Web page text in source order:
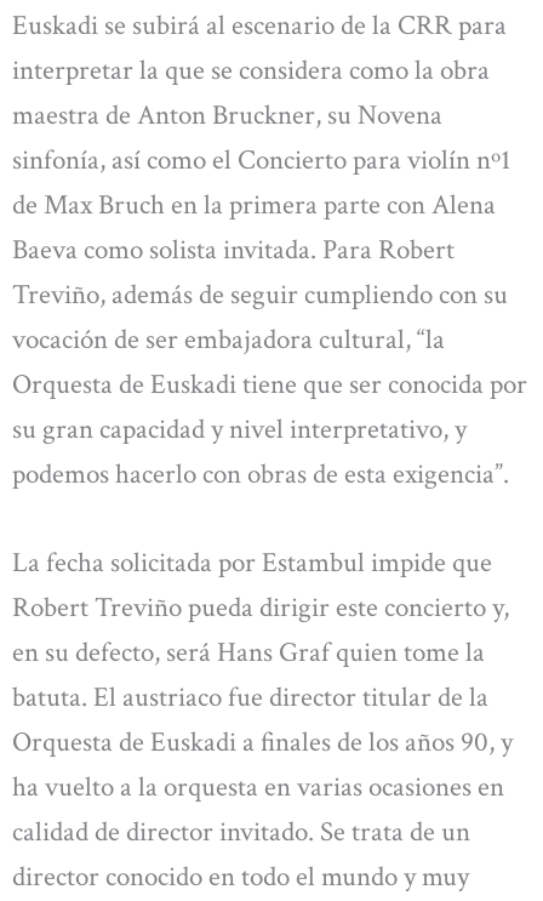
Euskadi se subirá al escenario de la CRR para
interpretar la que se considera como la obra
maestra de Anton Bruckner, su Novena
sinfonía, así como el Concierto para violín nº1
de Max Bruch en la primera parte con Alena
Baeva como solista invitada. Para Robert
Treviño, además de seguir cumpliendo con su
vocación de ser embajadora cultural, “la
Orquesta de Euskadi tiene que ser conocida por
su gran capacidad y nivel interpretativo, y
podemos hacerlo con obras de esta exigencia”.
La fecha solicitada por Estambul impide que
Robert Treviño pueda dirigir este concierto y,
en su defecto, será Hans Graf quien tome la
batuta. El austriaco fue director titular de la
Orquesta de Euskadi a finales de los años 90, y
ha vuelto a la orquesta en varias ocasiones en
calidad de director invitado. Se trata de un
director conocido en todo el mundo y muy